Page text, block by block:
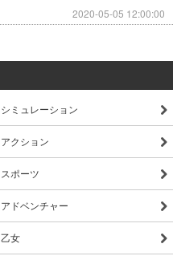
2020-05-05 12:00:00
シミュレーション
アクション
スポーツ
アドベンチャー
乙女